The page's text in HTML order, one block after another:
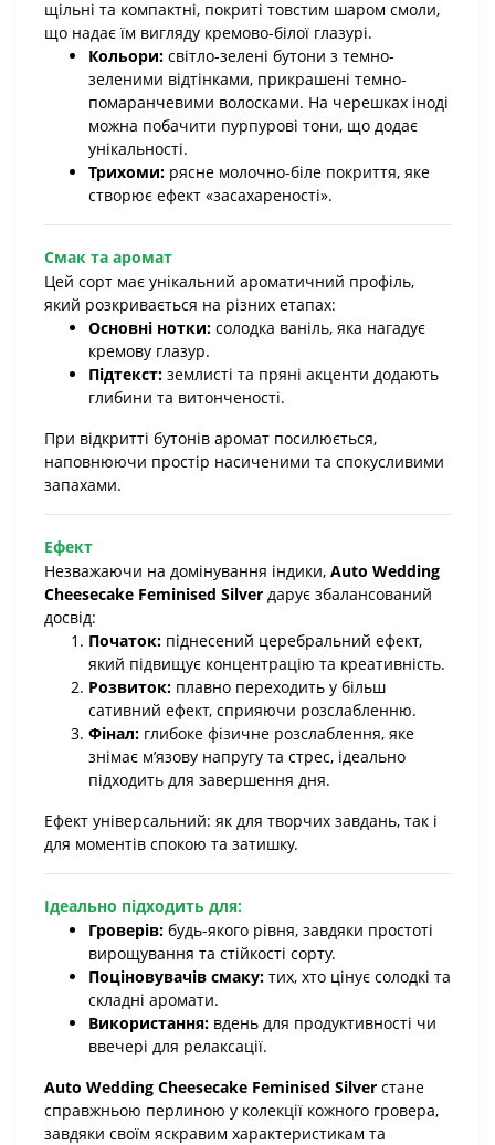
щільні та компактні, покриті товстим шаром смоли,
що надає їм вигляду кремово-білої глазурі.
Кольори: світло-зелені бутони з темно-
зеленими відтінками, прикрашені темно-
помаранчевими волосками. На черешках іноді
можна побачити пурпурові тони, що додає
унікальності.
Трихоми: рясне молочно-біле покриття, яке
створює ефект «засахареності».
Смак та аромат
Цей сорт має унікальний ароматичний профіль,
який розкривається на різних етапах:
Основні нотки: солодка ваніль, яка нагадує
кремову глазур.
Підтекст: землисті та пряні акценти додають
глибини та витонченості.
При відкритті бутонів аромат посилюється,
наповнюючи простір насиченими та спокусливими
запахами.
Ефект
Незважаючи на домінування індики, Auto Wedding
Cheesecake Feminised Silver дарує збалансований
досвід:
Початок: піднесений церебральний ефект,
який підвищує концентрацію та креативність.
Розвиток: плавно переходить у більш
сативний ефект, сприяючи розслабленню.
Фінал: глибоке фізичне розслаблення, яке
знімає м’язову напругу та стрес, ідеально
підходить для завершення дня.
Ефект універсальний: як для творчих завдань, так і
для моментів спокою та затишку.
Ідеально підходить для:
Гроверів: будь-якого рівня, завдяки простоті
вирощування та стійкості сорту.
Поціновувачів смаку: тих, хто цінує солодкі та
складні аромати.
Використання: вдень для продуктивності чи
ввечері для релаксації.
Auto Wedding Cheesecake Feminised Silver стане
справжньою перлиною у колекції кожного гровера,
завдяки своїм яскравим характеристикам та